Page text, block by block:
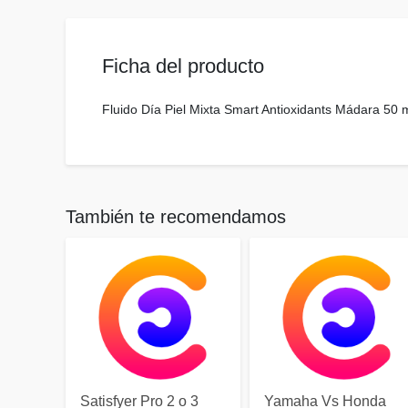
Ficha del producto
Fluido Día Piel Mixta Smart Antioxidants Mádara 50
También te recomendamos
Satisfyer Pro 2 o 3 Yamaha Vs Honda